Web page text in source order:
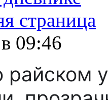
страница
09:46
райском